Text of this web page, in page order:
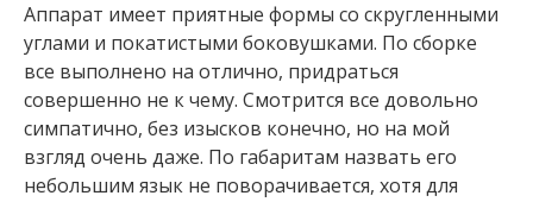
Аппарат имеет приятные формы со скругленными
углами и покатистыми боковушками. По сборке
все выполнено на отлично, придраться
совершенно не к чему. Смотрится все довольно
симпатично, без изысков конечно, но на мой
взгляд очень даже. По габаритам назвать его
небольшим язык не поворачивается, хотя для